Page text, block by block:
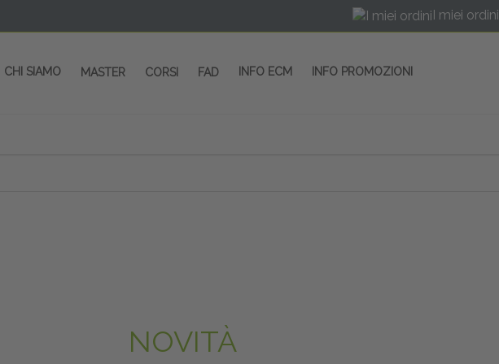
I miei ordini
CHI SIAMO MASTER CORSI FAD INFO ECM INFO PROMOZIONI
NOVITÀ